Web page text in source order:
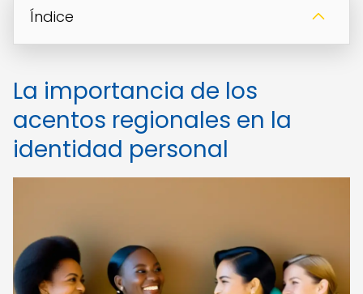
Índice
La importancia de los
acentos regionales en la
identidad personal